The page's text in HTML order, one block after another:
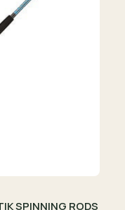
SPINNING RODS